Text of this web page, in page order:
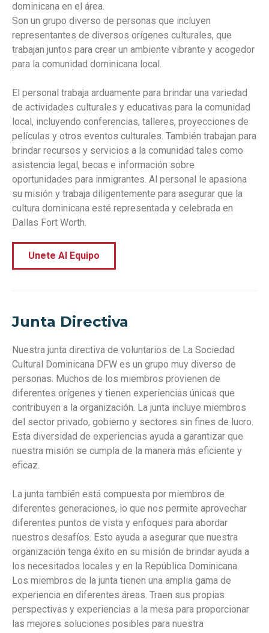
dominicana en el área.
Son un grupo diverso de personas que incluyen
representantes de diversos orígenes culturales, que
trabajan juntos para crear un ambiente vibrante y acogedor
para la comunidad dominicana local.
El personal trabaja arduamente para brindar una variedad
de actividades culturales y educativas para la comunidad
local, incluyendo conferencias, talleres, proyecciones de
películas y otros eventos culturales. También trabajan para
brindar recursos y servicios a la comunidad tales como
asistencia legal, becas e información sobre
oportunidades para inmigrantes. Al personal le apasiona
su misión y trabaja diligentemente para asegurar que la
cultura dominicana esté representada y celebrada en
Dallas Fort Worth.
Unete Al Equipo
Junta Directiva
Nuestra junta directiva de voluntarios de La Sociedad
Cultural Dominicana DFW es un grupo muy diverso de
personas. Muchos de los miembros provienen de
diferentes orígenes y tienen experiencias únicas que
contribuyen a la organización. La junta incluye miembros
del sector privado, gobierno y sectores sin fines de lucro.
Esta diversidad de experiencias ayuda a garantizar que
nuestra misión se cumpla de la manera más eficiente y
eficaz.
La junta también está compuesta por miembros de
diferentes generaciones, lo que nos permite aprovechar
diferentes puntos de vista y enfoques para abordar
nuestros desafíos. Esto ayuda a asegurar que nuestra
organización tenga éxito en su misión de brindar ayuda a
los necesitados locales y en la República Dominicana.
Los miembros de la junta tienen una amplia gama de
experiencia en diferentes áreas. Traen sus propias
perspectivas y experiencias a la mesa para proporcionar
las mejores soluciones posibles para nuestra